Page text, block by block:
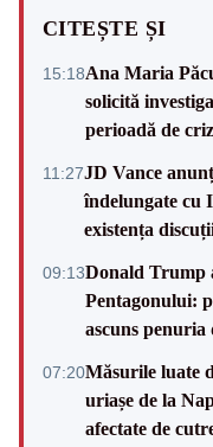
CITEȘTE ȘI
15:18Ana Maria
solicită
perioadă de
11:27JD Vance
îndelungate cu
existența
09:13Donald Trump
Pentagonului:
ascuns penuria
07:20Măsurile luate
uriașe de la
afectate de